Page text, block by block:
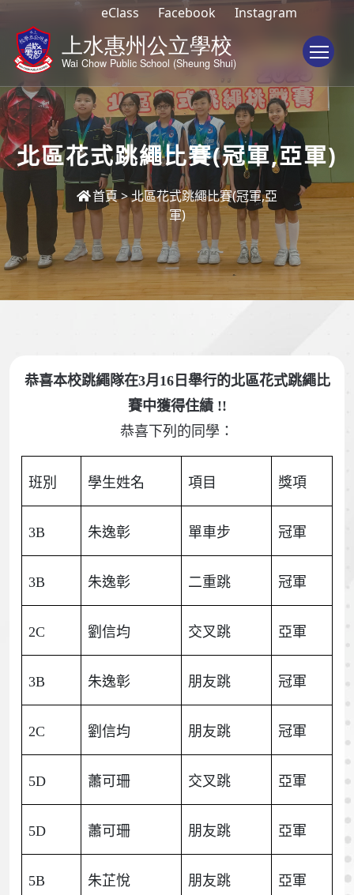
eClass Facebook Instagram
北區花式跳繩比賽(冠軍,亞軍)
首頁>北區花式跳繩比賽(冠軍,亞
軍)
恭喜本校跳繩隊在3月16日舉行的北區花式跳繩比
賽中獲得住績 !!
恭喜下列的同學：
班別 學生姓名 項目 獎項
3B 朱逸彰 單車步 冠軍
3B 朱逸彰 二重跳 冠軍
2C 劉信均 交叉跳 亞軍
3B 朱逸彰 朋友跳 冠軍
2C 劉信均 朋友跳 冠軍
5D 蕭可珊 交叉跳 亞軍
5D 蕭可珊 朋友跳 亞軍
5B 朱芷悅 朋友跳 亞軍